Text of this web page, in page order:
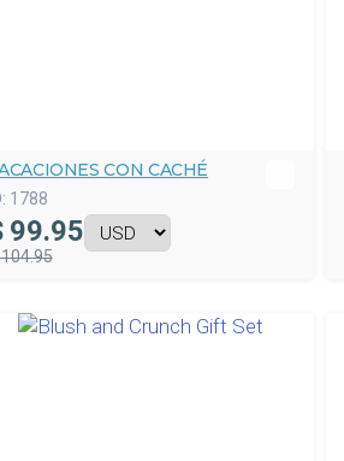
CON CACHÉ
1788
99.95